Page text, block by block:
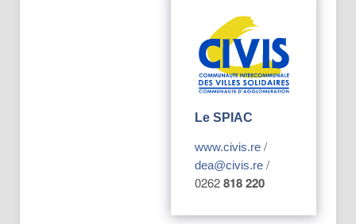
Le SPIAC
www.civis.re /
dea@civis.re /
0262818 220